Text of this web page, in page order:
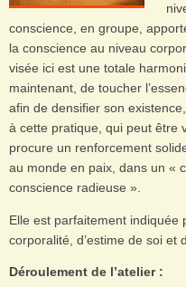
conscience, en groupe,
la conscience au niveau
visée ici est une totale
maintenant, de toucher
afin de densifier son
à cette pratique, qui peut être
procure un renforcement
au monde en paix, dans un «
conscience radieuse ».
Elle est parfaitement indiquée
corporalité, d’estime de soi et
Déroulement de l’atelier :